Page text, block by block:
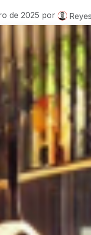
de 2025 por